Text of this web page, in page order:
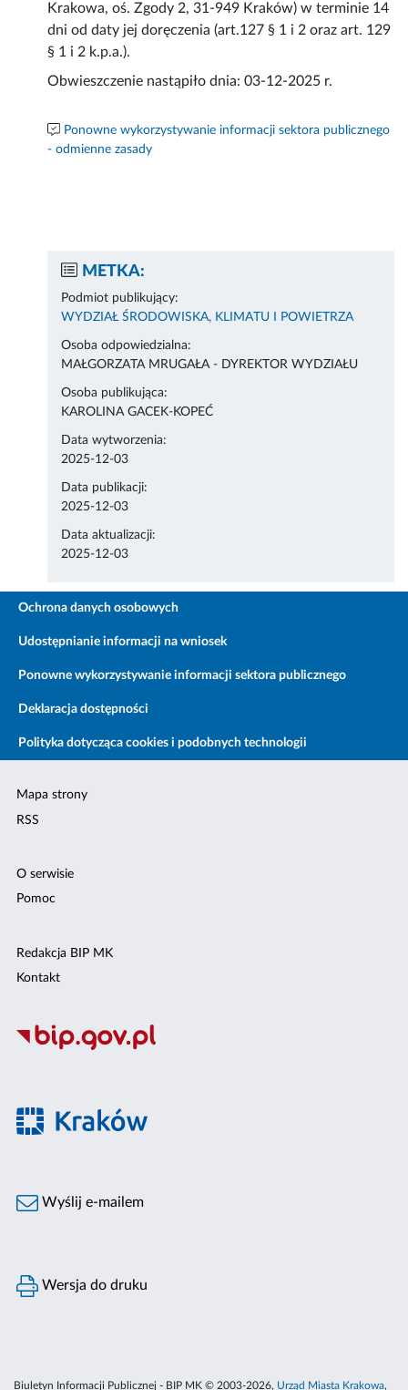
Krakowa, oś. Zgody 2, 31-949 Kraków) w terminie 14
dni od daty jej doręczenia (art.127 § 1 i 2 oraz art. 129
§ 1 i 2 k.p.a.).
Obwieszczenie nastąpiło dnia: 03-12-2025 r.
Ponowne wykorzystywanie informacji sektora publicznego
- odmienne zasady
METKA:
Podmiot publikujący:
WYDZIAŁ ŚRODOWISKA, KLIMATU I POWIETRZA
Osoba odpowiedzialna:
MAŁGORZATA MRUGAŁA - DYREKTOR WYDZIAŁU
Osoba publikująca:
KAROLINA GACEK-KOPEĆ
Data wytworzenia:
2025-12-03
Data publikacji:
2025-12-03
Data aktualizacji:
2025-12-03
Ochrona danych osobowych
Udostępnianie informacji na wniosek
Ponowne wykorzystywanie informacji sektora publicznego
Deklaracja dostępności
Polityka dotycząca cookies i podobnych technologii
Mapa strony
RSS
O serwisie
Pomoc
Redakcja BIP MK
Kontakt
Wyślij e-mailem
Wersja do druku
Biuletyn Informacji Publicznej - BIP MK © 2003-2026, Urząd Miasta Krakowa,